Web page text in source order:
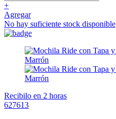
+
Agregar
No hay suficiente stock disponible
Recibilo en 2 horas
627613